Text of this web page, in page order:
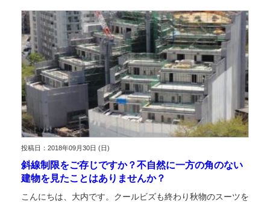
投稿日：2018年09月30日 (日)
斜線制限をご存じですか？不自然に一方の角のない
建物を見たことはありませんか？
こんにちは、大内です。クールビズも終わり秋物のスーツを